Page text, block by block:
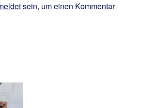
sein, um einen Kommentar